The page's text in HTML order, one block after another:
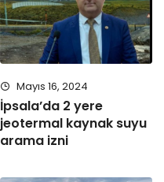
Mayıs 16, 2024
İpsala’da 2 yere
jeotermal kaynak suyu
arama izni